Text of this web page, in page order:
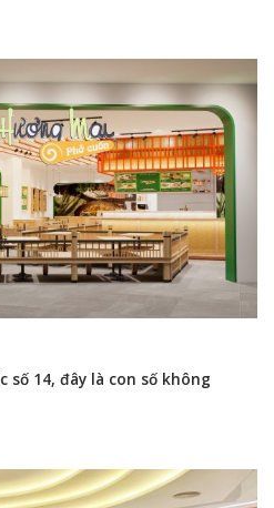
số 14, đây là con số không